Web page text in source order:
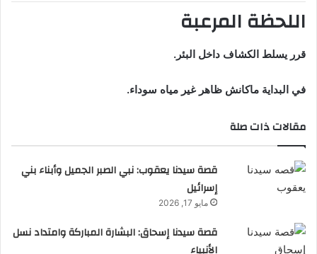
اللحظة المرعبة
قرر يسلط الكشاف داخل البئر.
في البداية ماكانش ظاهر غير مياه سوداء.
مقالات ذات صلة
قصة سيدنا يعقوب: نبي الصبر الجميل وأبناء بني
إسرائيل
مايو 17, 2026
قصة سيدنا إسحاق: البشارة المباركة وامتداد نسل
الأنبياء